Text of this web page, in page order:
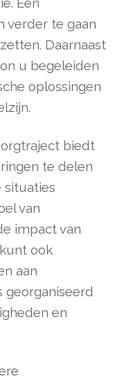
verder te gaan
Daarnaast
u begeleiden
oplossingen
biedt
te delen
situaties
van
impact van
ook
aan
georganiseerd
en